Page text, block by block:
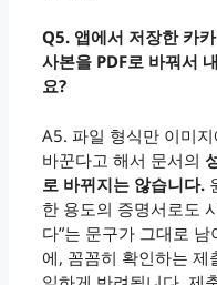
Q5. 앱에서 저장한 카
사본을 PDF로 바꿔서
요?
A5. 파일 형식만 이미지
바꾼다고 해서 문서의
로 바뀌지는 않습니다.
한 용도의 증명서로도
다”는 문구가 그대로 남
에, 꼼꼼히 확인하는 제